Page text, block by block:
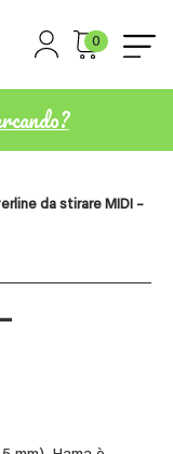
0
da stirare MIDI –